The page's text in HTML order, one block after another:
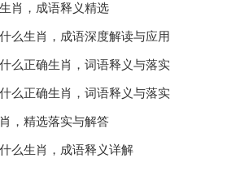
肖，成语释义精选
么生肖，成语深度解读与应用
么正确生肖，词语释义与落实
么正确生肖，词语释义与落实
，精选落实与解答
么生肖，成语释义详解